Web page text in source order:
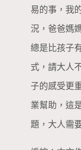
易的事，我
況，爸爸媽
總是比孩子
式，請大人
子的感受更
業幫助，這
題，大人需